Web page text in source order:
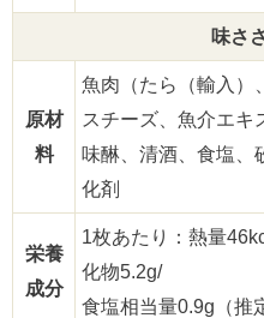
味さ
原材
料
魚肉（たら（輸入）
スチーズ、魚介エキ
味醂、清酒、食塩、
化剤
栄養
成分
1枚あたり：熱量
化物5.2g/
食塩相当量0.9g（推